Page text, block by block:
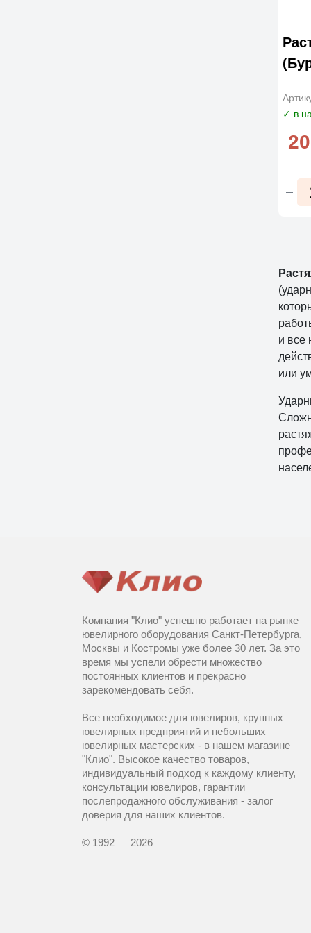
✓ в
и все
или
Компания "Клио" успешно работает на рынке
ювелирного оборудования Санкт-Петербурга,
Москвы и Костромы уже более 30 лет. За это
время мы успели обрести множество
постоянных клиентов и прекрасно
зарекомендовать себя.
Все необходимое для ювелиров, крупных
ювелирных предприятий и небольших
ювелирных мастерских - в нашем магазине
"Клио". Высокое качество товаров,
индивидуальный подход к каждому клиенту,
консультации ювелиров, гарантии
послепродажного обслуживания - залог
доверия для наших клиентов.
© 1992 — 2026